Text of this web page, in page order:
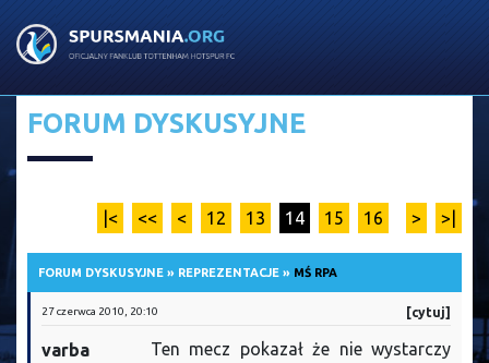
FORUM DYSKUSYJNE
|< << < 12 13 14 15 16 > >|
FORUM DYSKUSYJNE » REPREZENTACJE » MŚ RPA
27 czerwca 2010, 20:10 [cytuj]
varba
Ten mecz pokazał że nie wystarczy